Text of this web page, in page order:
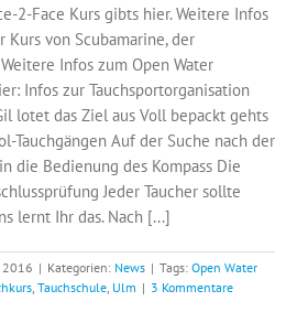
2-Face Kurs gibts hier. Weitere Infos
Kurs von Scubamarine, der
Infos zum Open Water
Infos zur Tauchsportorganisation
lotet das Ziel aus Voll bepackt gehts
Tauchgängen Auf der Suche nach der
die Bedienung des Kompass Die
Jeder Taucher sollte
lernt Ihr das. Nach [...]
2016 | Kategorien: News | Tags: Open Water
Tauchschule Ulm | 3 Kommentare